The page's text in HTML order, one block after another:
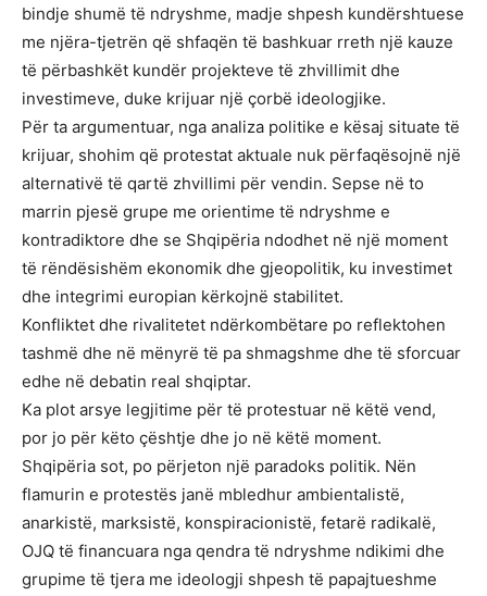
bindje shumë të ndryshme, madje shpesh kundërshtuese
me njëra-tjetrën që shfaqën të bashkuar rreth një kauze
të përbashkët kundër projekteve të zhvillimit dhe
investimeve, duke krijuar një çorbë ideologjike.
Për ta argumentuar, nga analiza politike e kësaj situate të
krijuar, shohim që protestat aktuale nuk përfaqësojnë një
alternativë të qartë zhvillimi për vendin. Sepse në to
marrin pjesë grupe me orientime të ndryshme e
kontradiktore dhe se Shqipëria ndodhet në një moment
të rëndësishëm ekonomik dhe gjeopolitik, ku investimet
dhe integrimi europian kërkojnë stabilitet.
Konfliktet dhe rivalitetet ndërkombëtare po reflektohen
tashmë dhe në mënyrë të pa shmagshme dhe të sforcuar
edhe në debatin real shqiptar.
Ka plot arsye legjitime për të protestuar në këtë vend,
por jo për këto çështje dhe jo në këtë moment.
Shqipëria sot, po përjeton një paradoks politik. Nën
flamurin e protestës janë mbledhur ambientalistë,
anarkistë, marksistë, konspiracionistë, fetarë radikalë,
OJQ të financuara nga qendra të ndryshme ndikimi dhe
grupime të tjera me ideologji shpesh të papajtueshme